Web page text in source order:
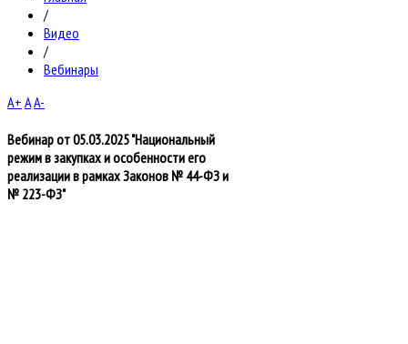
/
Видео
/
Вебинары
A+ AA-
Вебинар от 05.03.2025 "Национальный
режим в закупках и особенности его
реализации в рамках Законов № 44-ФЗ и
№ 223-ФЗ"